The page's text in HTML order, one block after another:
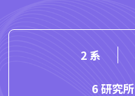
2 系
6 研究所